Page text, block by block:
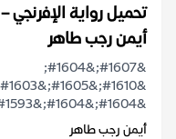
تحميل رواية الإفرنجي –
أيمن رجب طاهر
&#1607;&#1604;
&#1604;&#1604;&#1593;&#1583;&#1608;...
أيمن رجب طاهر